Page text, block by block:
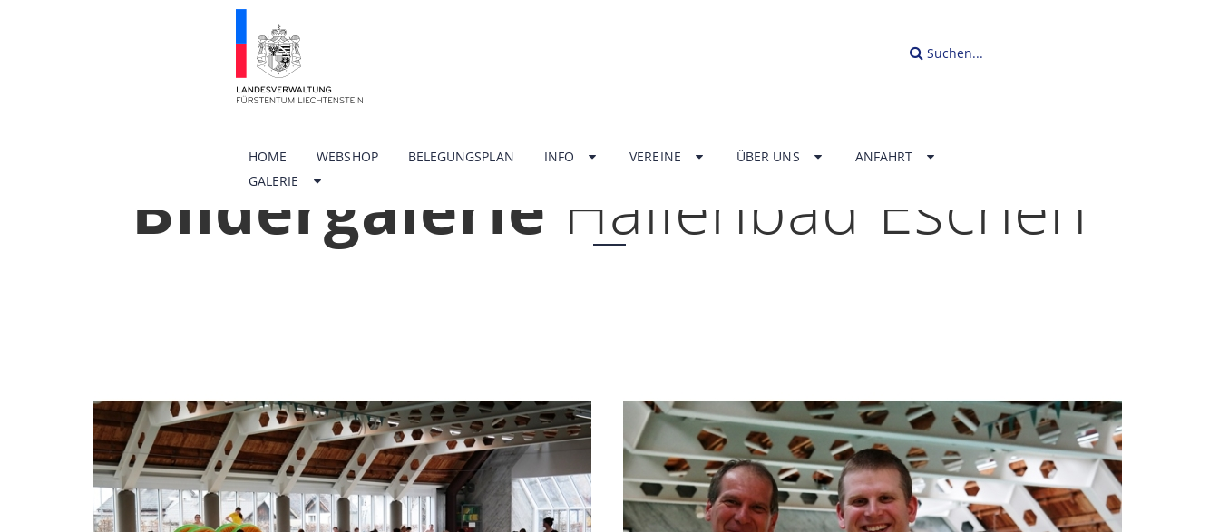
Suchen...
HOME WEBSHOP BELEGUNGSPLAN INFO VEREINE ÜBER UNS
ANFAHRT
GALERIE
Bildergalerie Hallenbad Eschen